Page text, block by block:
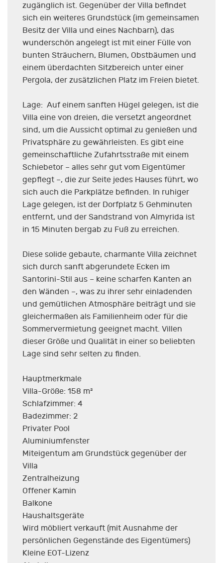
zugänglich ist. Gegenüber der Villa befindet
sich ein weiteres Grundstück (im gemeinsamen
Besitz der Villa und eines Nachbarn), das
wunderschön angelegt ist mit einer Fülle von
bunten Sträuchern, Blumen, Obstbäumen und
einem überdachten Sitzbereich unter einer
Pergola, der zusätzlichen Platz im Freien bietet.
Lage: Auf einem sanften Hügel gelegen, ist die
Villa eine von dreien, die versetzt angeordnet
sind, um die Aussicht optimal zu genießen und
Privatsphäre zu gewährleisten. Es gibt eine
gemeinschaftliche Zufahrtsstraße mit einem
Schiebetor – alles sehr gut vom Eigentümer
gepflegt –, die zur Seite jedes Hauses führt, wo
sich auch die Parkplätze befinden. In ruhiger
Lage gelegen, ist der Dorfplatz 5 Gehminuten
entfernt, und der Sandstrand von Almyrida ist
in 15 Minuten bergab zu Fuß zu erreichen.
Diese solide gebaute, charmante Villa zeichnet
sich durch sanft abgerundete Ecken im
Santorini-Stil aus – keine scharfen Kanten an
den Wänden –, was zu ihrer sehr einladenden
und gemütlichen Atmosphäre beiträgt und sie
gleichermaßen als Familienheim oder für die
Sommervermietung geeignet macht. Villen
dieser Größe und Qualität in einer so beliebten
Lage sind sehr selten zu finden.
Hauptmerkmale
Villa-Größe: 158 m²
Schlafzimmer: 4
Badezimmer: 2
Privater Pool
Aluminiumfenster
Miteigentum am Grundstück gegenüber der
Villa
Zentralheizung
Offener Kamin
Balkone
Haushaltsgeräte
Wird möbliert verkauft (mit Ausnahme der
persönlichen Gegenstände des Eigentümers)
Kleine EOT-Lizenz